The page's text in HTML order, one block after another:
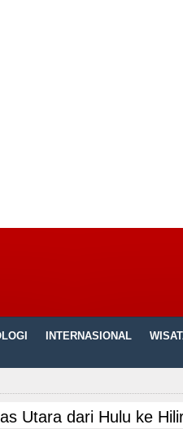
INTERNASIONAL
Utara dari Hulu ke